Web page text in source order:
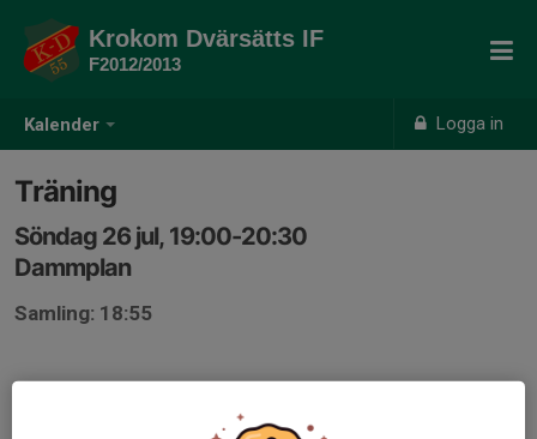
Kalender Logga in
Krokom Dvärsätts IF
F2012/2013
Träning
Söndag 26 jul, 19:00-20:30
Dammplan
Samling: 18:55